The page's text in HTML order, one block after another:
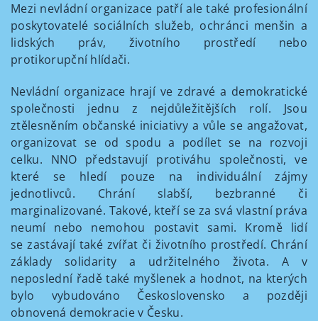
Mezi nevládní organizace patří ale také profesionální
poskytovatelé sociálních služeb, ochránci menšin a
lidských práv, životního prostředí nebo
protikorupční hlídači.
Nevládní organizace hrají ve zdravé a demokratické
společnosti jednu z nejdůležitějších rolí. Jsou
ztělesněním občanské iniciativy a vůle se angažovat,
organizovat se od spodu a podílet se na rozvoji
celku. NNO představují protiváhu společnosti, ve
které se hledí pouze na individuální zájmy
jednotlivců. Chrání slabší, bezbranné či
marginalizované. Takové, kteří se za svá vlastní práva
neumí nebo nemohou postavit sami. Kromě lidí
se zastávají také zvířat či životního prostředí. Chrání
základy solidarity a udržitelného života. A v
neposlední řadě také myšlenek a hodnot, na kterých
bylo vybudováno Československo a později
obnovená demokracie v Česku.